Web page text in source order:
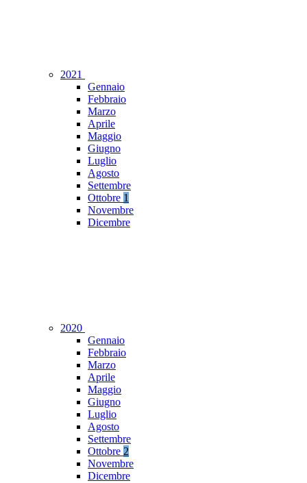
2021
Gennaio
Febbraio
Marzo
Aprile
Maggio
Giugno
Luglio
Agosto
Settembre
Ottobre 1
Novembre
Dicembre
2020
Gennaio
Febbraio
Marzo
Aprile
Maggio
Giugno
Luglio
Agosto
Settembre
Ottobre 2
Novembre
Dicembre